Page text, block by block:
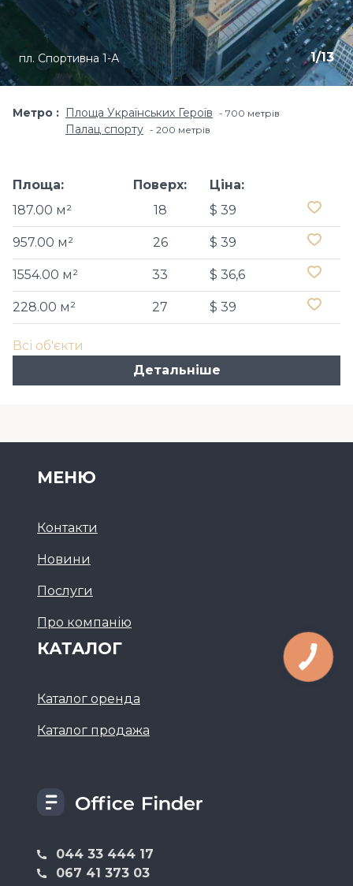
1/13
пл. Спортивна 1-А
Метро Площа Українських Героїв 700 метрiв
Палац спорту 200 метрiв
Площа:
187.00 м²
Поверх:
18
Ціна:
$ 39
957.00 м² 26 $ 39
1554.00 м² 33 $ 36,6
228.00 м² 27 $ 39
Всі об'єкти
Детальніше
044 33 444 17
067 41 373 03
МЕНЮ
Контакти
Новини
Послуги
Про компанію
КАТАЛОГ
Каталог оренда
Каталог продажа